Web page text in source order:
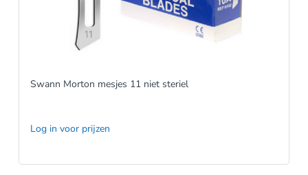
Swann Morton mesjes 11 niet steriel
Log in voor prijzen